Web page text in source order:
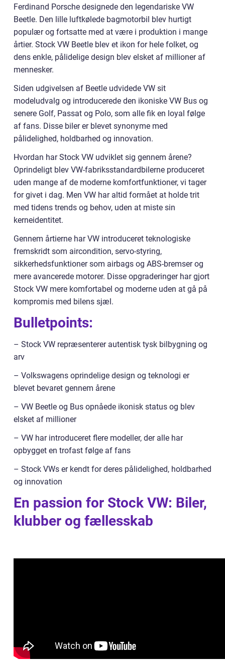
Ferdinand Porsche designede den legendariske VW
Beetle. Den lille luftkølede bagmotorbil blev hurtigt
populær og fortsatte med at være i produktion i mange
årtier. Stock VW Beetle blev et ikon for hele folket, og
dens enkle, pålidelige design blev elsket af millioner af
mennesker.
Siden udgivelsen af Beetle udvidede VW sit
modeludvalg og introducerede den ikoniske VW Bus og
senere Golf, Passat og Polo, som alle fik en loyal følge
af fans. Disse biler er blevet synonyme med
pålidelighed, holdbarhed og innovation.
Hvordan har Stock VW udviklet sig gennem årene?
Oprindeligt blev VW-fabriksstandardbilerne produceret
uden mange af de moderne komfortfunktioner, vi tager
for givet i dag. Men VW har altid formået at holde trit
med tidens trends og behov, uden at miste sin
kerneidentitet.
Gennem årtierne har VW introduceret teknologiske
fremskridt som aircondition, servo-styring,
sikkerhedsfunktioner som airbags og ABS-bremser og
mere avancerede motorer. Disse opgraderinger har gjort
Stock VW mere komfortabel og moderne uden at gå på
kompromis med bilens sjæl.
Bulletpoints:
– Stock VW repræsenterer autentisk tysk bilbygning og
arv
– Volkswagens oprindelige design og teknologi er
blevet bevaret gennem årene
– VW Beetle og Bus opnåede ikonisk status og blev
elsket af millioner
– VW har introduceret flere modeller, der alle har
opbygget en trofast følge af fans
– Stock VWs er kendt for deres pålidelighed, holdbarhed
og innovation
En passion for Stock VW: Biler,
klubber og fællesskab